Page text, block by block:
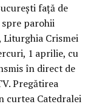
față de
parohii
Crismei
1 aprilie, cu
în direct de
Pregătirea
curtea Catedralei